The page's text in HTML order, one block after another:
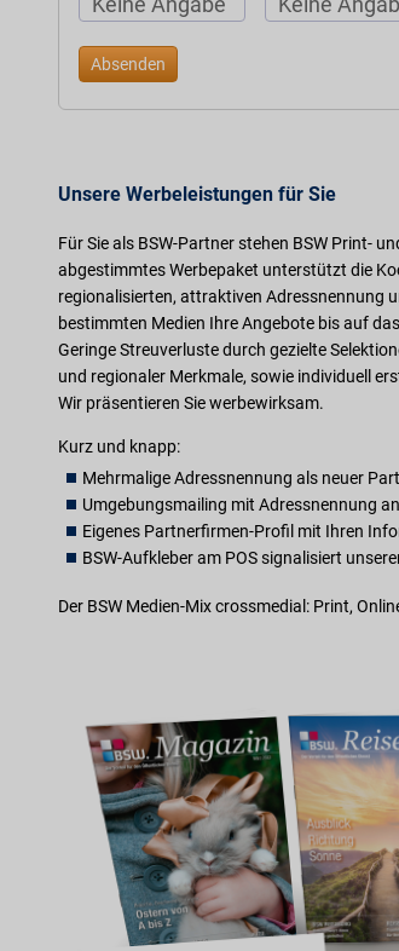
Unsere Werbeleistungen für Sie
Für Sie als BSW-Partner stehen BSW Print-
abgestimmtes Werbepaket unterstützt die
regionalisierten, attraktiven Adressnennung
bestimmten Medien Ihre Angebote bis auf
Geringe Streuverluste durch gezielte
und regionaler Merkmale, sowie individuell
Wir präsentieren Sie werbewirksam.
Kurz und knapp:
Mehrmalige Adressnennung als neuer
Umgebungsmailing mit Adressnennung
Eigenes Partnerfirmen-Profil mit Ihren
BSW-Aufkleber am POS signalisiert
Der BSW Medien-Mix crossmedial: Print,